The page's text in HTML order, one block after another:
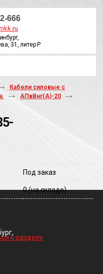
666
31, литер Р
Кабели силовые с
АПвВнг(A)-20
Под заказ
0(на складе)
к разделу